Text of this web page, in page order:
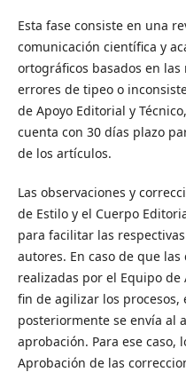
Esta fase consiste en una
comunicación científica y
ortográficos basados en
errores de tipeo o
de Apoyo Editorial y Técnico
cuenta con 30 días plazo
de los artículos.
Las observaciones y
de Estilo y el Cuerpo
para facilitar las
autores. En caso de que
realizadas por el Equipo de
fin de agilizar los procesos,
posteriormente se envía al
aprobación. Para ese caso,
Aprobación de las